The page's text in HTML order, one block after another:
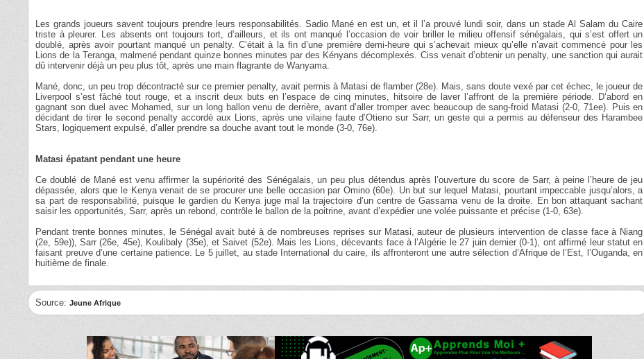
Les grands joueurs savent toujours prendre leurs responsabilités. Sadio Mané en est un, et il l’a prouvé lundi soir, dans un stade Al Salam du Caire
triste à pleurer. Les absents ont toujours tort, d’ailleurs, et ils ont manqué l’occasion de voir briller le milieu offensif sénégalais, qui s’est offert un
doublé, après avoir pourtant manqué un penalty. C’était à la fin d’une première demi-heure qui s’achevait mieux qu’elle n’avait commencé pour les
Lions de la Teranga, malmené pendant quinze bonnes minutes par des Kényans décomplexés. Ciss venait d’obtenir un penalty, une sanction qui aurait
dû intervenir déjà un peu plus tôt, après une main flagrante de Wanyama.
Mané, donc, un peu trop décontracté sur ce premier penalty, avait permis à Matasi de flamber (28e). Mais, sans doute vexé par cet échec, le joueur de
Liverpool s’est fâché tout rouge, et a inscrit deux buts en l’espace de cinq minutes, hitsoire de laver l’affront de la première période. D’abord en
gagnant son duel avec Mohamed, sur un long ballon venu de derrière, avant d’aller tromper avec beaucoup de sang-froid Matasi (2-0, 71ee). Puis en
décidant de tirer le second penalty accordé aux Lions, après une vilaine faute d’Otieno sur Sarr, un geste qui a permis au défenseur des Harambee
Stars, logiquement expulsé, d’aller prendre sa douche avant tout le monde (3-0, 76e).
Matasi épatant pendant une heure
Ce doublé de Mané est venu affirmer la supériorité des Sénégalais, un peu plus détendus après l’ouverture du score de Sarr, à peine l’heure de jeu
dépassée, alors que le Kenya venait de se procurer une belle occasion par Omino (60e). Un but sur lequel Matasi, pourtant impeccable jusqu’alors, a
sa part de responsabilité, puisque le gardien du Kenya juge mal la trajectoire d’un centre de Gassama venu de la droite. En bon attaquant sachant
saisir les opportunités, Sarr, après un rebond, contrôle le ballon de la poitrine, avant d’expédier une volée puissante et précise (1-0, 63e).
Pendant trente bonnes minutes, le Sénégal avait buté à de nombreuses reprises sur Matasi, auteur de plusieurs intervention de classe face à Niang
(2e, 59e)), Sarr (26e, 45e), Koulibaly (35e), et Saivet (52e). Mais les Lions, décevants face à l’Algérie le 27 juin dernier (0-1), ont affirmé leur statut en
faisant preuve d’une certaine patience. Le 5 juillet, au stade International du caire, ils affronteront une autre sélection d’Afrique de l’Est, l’Ouganda, en
huitième de finale.
Source:Jeune Afrique